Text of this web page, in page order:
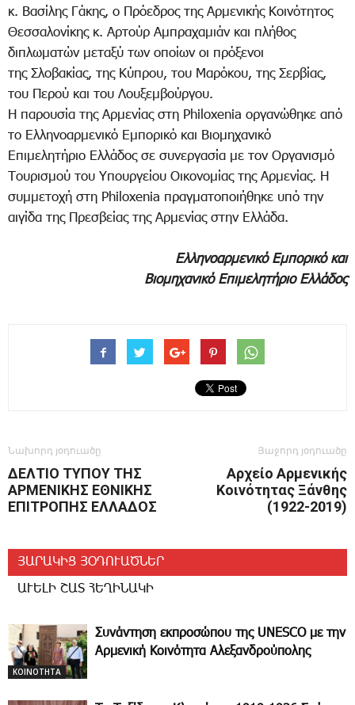
κ. Βασίλης Γάκης, ο Πρόεδρος της Αρμενικής Κοινότητος
Θεσσαλονίκης κ. Αρτούρ Αμπραχαμιάν και πλήθος
διπλωματών μεταξύ των οποίων οι πρόξενοι
της Σλοβακίας, της Κύπρου, του Μαρόκου, της Σερβίας,
του Περού και του Λουξεμβούργου.
Η παρουσία της Αρμενίας στη Philoxenia οργανώθηκε από
το Ελληνοαρμενικό Εμπορικό και Βιομηχανικό
Επιμελητήριο Ελλάδος σε συνεργασία με τον Οργανισμό
Τουρισμού του Υπουργείου Οικονομίας της Αρμενίας. Η
συμμετοχή στη Philoxenia πραγματοποιήθηκε υπό την
αιγίδα της Πρεσβείας της Αρμενίας στην Ελλάδα.
Ελληνοαρμενικό Εμπορικό και
Βιομηχανικό Επιμελητήριο Ελλάδος
Նախորդ յօդուածը
ΔΕΛΤΙΟ ΤΥΠΟΥ ΤΗΣ
ΑΡΜΕΝΙΚΗΣ ΕΘΝΙΚΗΣ
ΕΠΙΤΡΟΠΗΣ ΕΛΛΑΔΟΣ
Յաջորդ յօդուածը
Αρχείο Αρμενικής
Κοινότητας Ξάνθης
(1922-2019)
ՅԱՐԱԿԻՑ ՅՕԴՈՒԱԾՆԵՐ
ԱՒԵԼԻ ՇԱՏ ՀԵՂԻՆԱԿԻ
ΚΟΙΝΟΤΗΤΑ
Συνάντηση εκπροσώπου της UNESCO με την
Αρμενική Κοινότητα Αλεξανδρούπολης